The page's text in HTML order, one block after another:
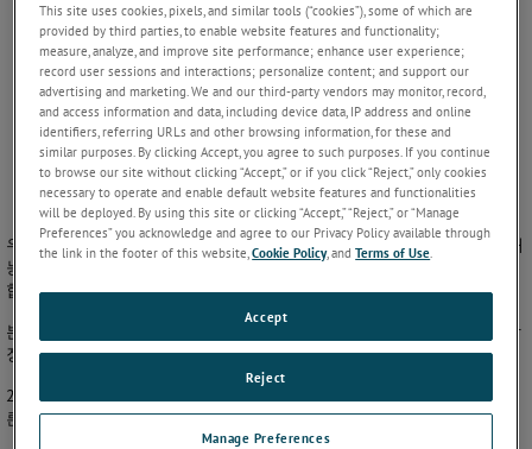
g
a
o
n
우수한 공간 분해능 분석 능력 덕분에(서브 나노미터 측면 및 깊이 분해
능) CAMECA Atom Probe는 재료에서 기준 원자 단위 정량 분석을 수행
합니다.
본 연구에서는
를 사용하여 광학 및 전자 데이터 저장
장치에 사용되는 Ge15Sb85의 상 분리 과정을 조사하였습니다.
2가지 분석이 수행되었습니다. 그 중 하나는 증착된 시료(좌측)이고, 다
른 하나는 어닐링된 시료(우측)입니다.
This site uses cookies, pixels, and similar tools (“cookies”), some of which are
provided by third parties, to enable website features and functionality;
measure, analyze, and improve site performance; enhance user experience;
record user sessions and interactions; personalize content; and support our
advertising and marketing. We and our third-party vendors may monitor, record,
and access information and data, including device data, IP address and online
identifiers, referring URLs and other browsing information, for these and
similar purposes. By clicking Accept, you agree to such purposes. If you continue
to browse our site without clicking “Accept,” or if you click “Reject,” only cookies
necessary to operate and enable default website features and functionalities
will be deployed. By using this site or clicking “Accept,” “Reject,” or “Manage
Preferences” you acknowledge and agree to our Privacy Policy available through
the link in the footer of this website,Cookie Policy, andTerms of Use.
Manage Preferences
Reject
Accept